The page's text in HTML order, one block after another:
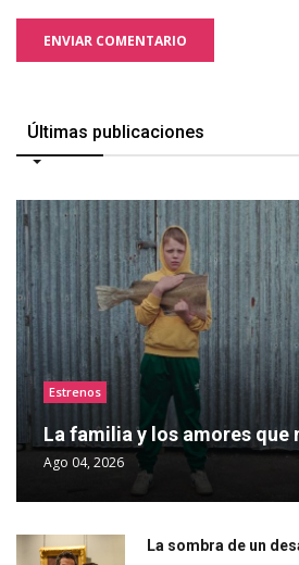
ENVIAR COMENTARIO
Últimas publicaciones
Estrenos
La familia y los amores que
Ago 04, 2026
La sombra de un